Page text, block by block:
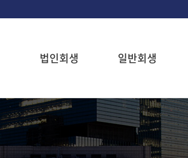
법인회생 일반회생